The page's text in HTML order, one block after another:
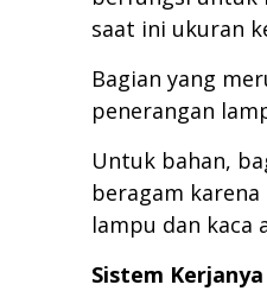
saat ini ukuran
Bagian yang
penerangan
Untuk bahan,
beragam
lampu dan kaca
Sistem